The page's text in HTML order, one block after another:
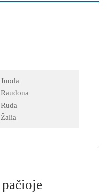
Juoda
Raudona
Ruda
Žalia